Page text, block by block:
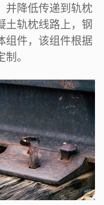
并降低传递到轨枕
土轨枕线路上，钢
组件，该组件根据
。